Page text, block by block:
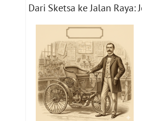
Dari Sketsa ke Jalan